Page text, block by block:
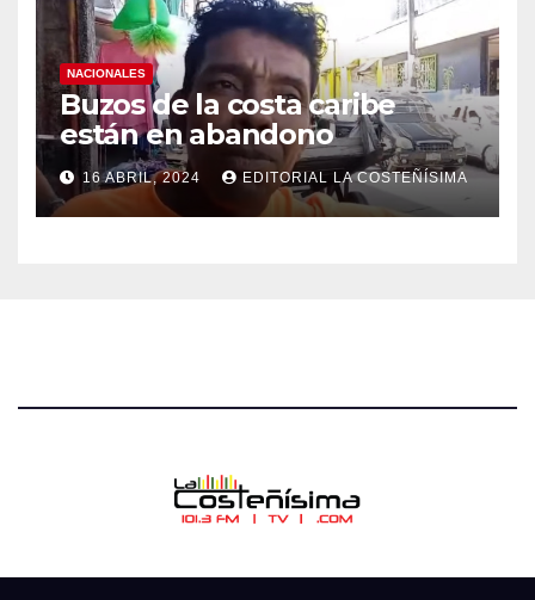
NACIONALES
Buzos de la costa caribe
están en abandono
16 ABRIL, 2024 EDITORIAL LA COSTEÑÍSIMA